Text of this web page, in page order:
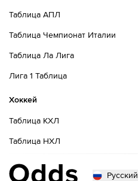
Таблица АПЛ
Таблица Чемпионат Италии
Таблица Ла Лига
Лига 1 Таблица
Хоккей
Таблица КХЛ
Таблица НХЛ
Русский